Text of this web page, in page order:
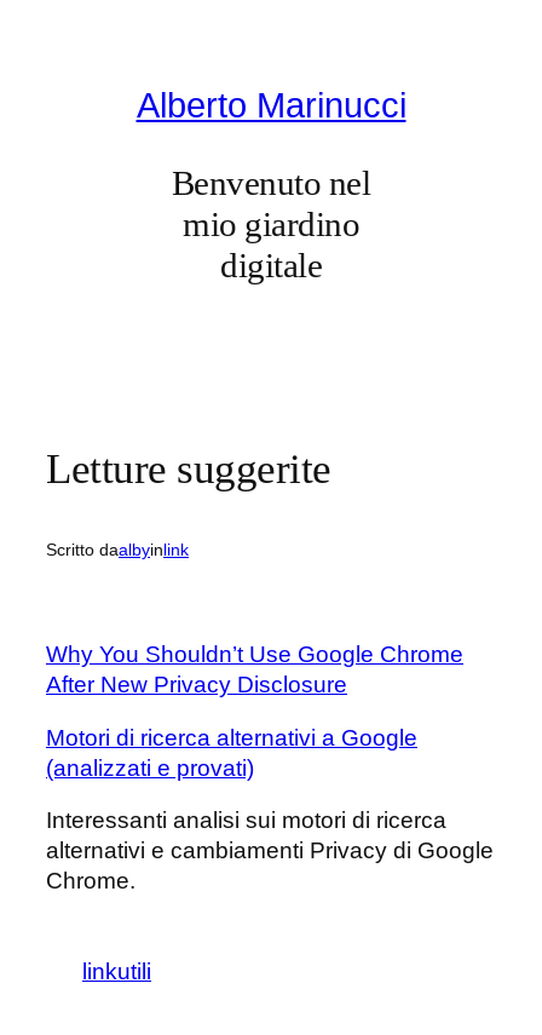
Alberto Marinucci
Benvenuto nel
mio giardino
digitale
Letture suggerite
Scritto daalbyinlink
Why You Shouldn’t Use Google Chrome
After New Privacy Disclosure
Motori di ricerca alternativi a Google
(analizzati e provati)
Interessanti analisi sui motori di ricerca
alternativi e cambiamenti Privacy di Google
Chrome.
linkutili